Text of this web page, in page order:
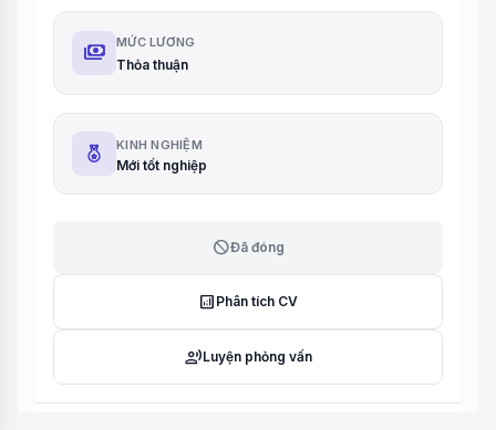
payments MỨC LƯƠNG
Thỏa thuận
KINH NGHIỆM
Mới tốt nghiệp
blockĐã đóng
analytics Phân tích CV
record_voice_overLuyện phỏng vấn